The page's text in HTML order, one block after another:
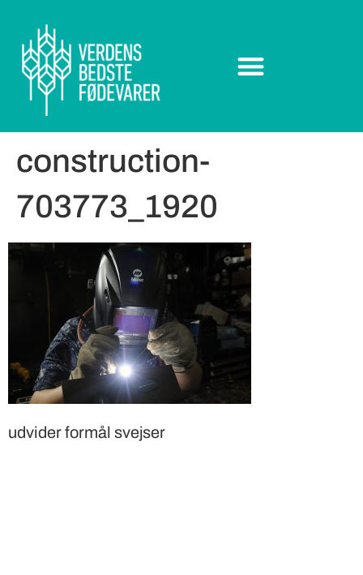
construction-
703773_1920
udvider formål svejser